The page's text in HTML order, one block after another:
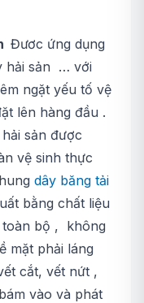
Đươc ứng dụng
hải sản … với
ngặt yếu tố vệ
lên hàng đầu .
sản được
vệ sinh thực
dây băng tải
bằng chất liệu
toàn bộ , không
mặt phải láng
cắt, vết nứt ,
vào và phát